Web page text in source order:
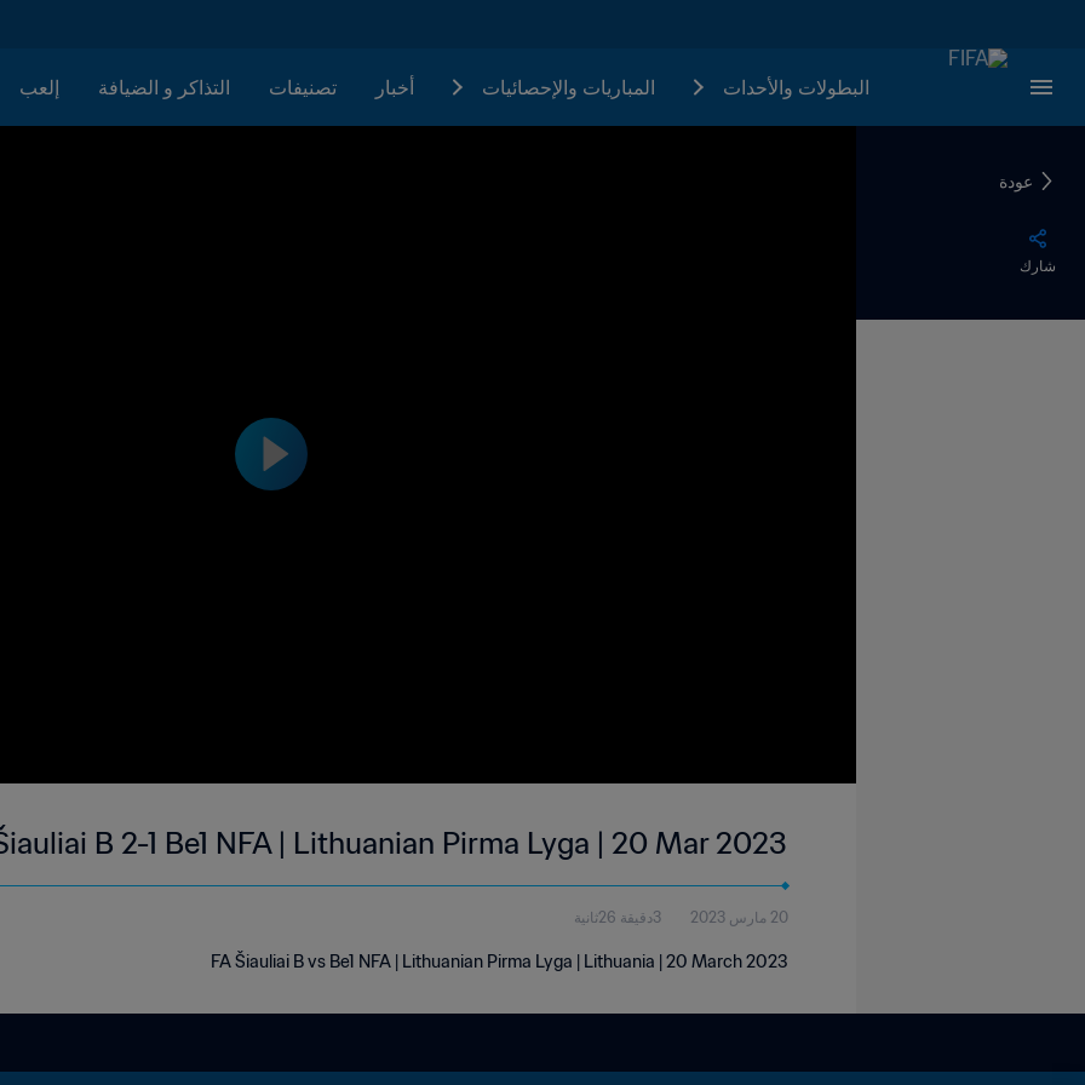
البطولات والأحدات المباريات والإحصائيات أخبار تصنيفات التذاكر و الضيافة إلعب
عودة
شارك
B 2-1 Be1 NFA | Lithuanian Pirma Lyga | 20 Mar 2023
20 مارس 2023 3دقيقة 26ثانية
FA Šiauliai B vs Be1 NFA | Lithuanian Pirma Lyga | Lithuania | 20 March 2023